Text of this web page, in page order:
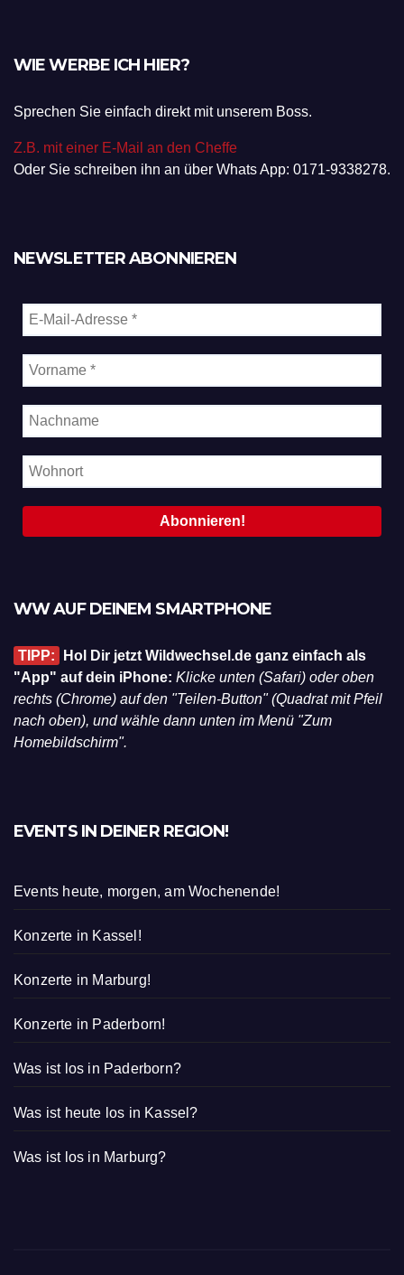
WIE WERBE ICH HIER?
Sprechen Sie einfach direkt mit unserem Boss.
Z.B. mit einer E-Mail an den Cheffe
Oder Sie schreiben ihn an über Whats App: 0171-9338278.
NEWSLETTER ABONNIEREN
WW AUF DEINEM SMARTPHONE
TIPP:
Hol Dir jetzt Wildwechsel.de ganz einfach als
"App" auf dein iPhone: Klicke unten (Safari) oder oben
rechts (Chrome) auf den "Teilen-Button" (Quadrat mit Pfeil
nach oben), und wähle dann unten im Menü "Zum
Homebildschirm".
EVENTS IN DEINER REGION!
Events heute, morgen, am Wochenende!
Konzerte in Kassel!
Konzerte in Marburg!
Konzerte in Paderborn!
Was ist los in Paderborn?
Was ist heute los in Kassel?
Was ist los in Marburg?